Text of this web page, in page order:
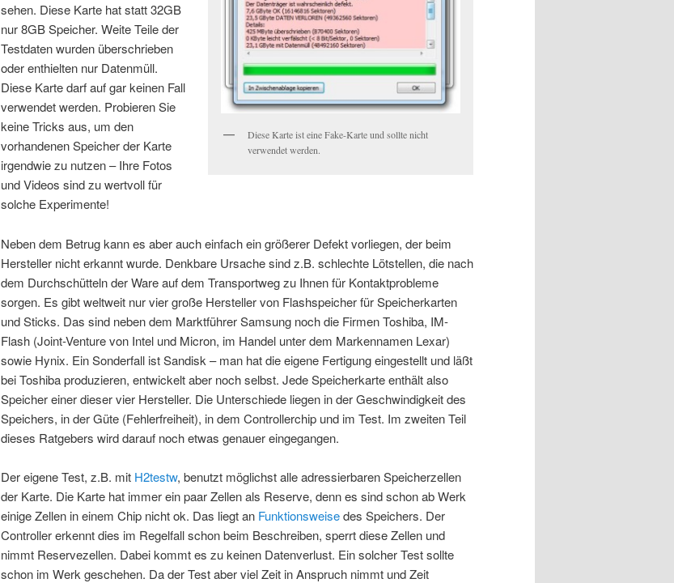
Diese Karte ist eine Fake-Karte und sollte nicht
verwendet werden.
sehen. Diese Karte hat statt 32GB
nur 8GB Speicher. Weite Teile der
Testdaten wurden überschrieben
oder enthielten nur Datenmüll.
Diese Karte darf auf gar keinen Fall
verwendet werden. Probieren Sie
keine Tricks aus, um den
vorhandenen Speicher der Karte
irgendwie zu nutzen – Ihre Fotos
und Videos sind zu wertvoll für
solche Experimente!
Neben dem Betrug kann es aber auch einfach ein größerer Defekt vorliegen, der beim
Hersteller nicht erkannt wurde. Denkbare Ursache sind z.B. schlechte Lötstellen, die nach
dem Durchschütteln der Ware auf dem Transportweg zu Ihnen für Kontaktprobleme
sorgen. Es gibt weltweit nur vier große Hersteller von Flashspeicher für Speicherkarten
und Sticks. Das sind neben dem Marktführer Samsung noch die Firmen Toshiba, IM-
Flash (Joint-Venture von Intel und Micron, im Handel unter dem Markennamen Lexar)
sowie Hynix. Ein Sonderfall ist Sandisk – man hat die eigene Fertigung eingestellt und läßt
bei Toshiba produzieren, entwickelt aber noch selbst. Jede Speicherkarte enthält also
Speicher einer dieser vier Hersteller. Die Unterschiede liegen in der Geschwindigkeit des
Speichers, in der Güte (Fehlerfreiheit), in dem Controllerchip und im Test. Im zweiten Teil
dieses Ratgebers wird darauf noch etwas genauer eingegangen.
Der eigene Test, z.B. mit H2testw, benutzt möglichst alle adressierbaren Speicherzellen
der Karte. Die Karte hat immer ein paar Zellen als Reserve, denn es sind schon ab Werk
einige Zellen in einem Chip nicht ok. Das liegt an Funktionsweisedes Speichers. Der
Controller erkennt dies im Regelfall schon beim Beschreiben, sperrt diese Zellen und
nimmt Reservezellen. Dabei kommt es zu keinen Datenverlust. Ein solcher Test sollte
schon im Werk geschehen. Da der Test aber viel Zeit in Anspruch nimmt und Zeit